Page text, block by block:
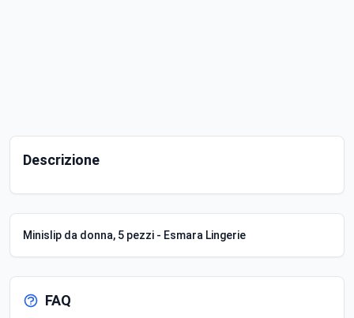
Descrizione
Minislip da donna, 5 pezzi - Esmara Lingerie
FAQ